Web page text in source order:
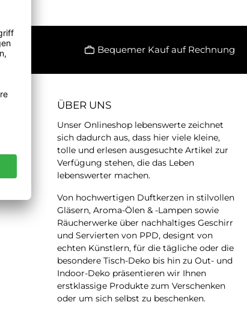
Bequemer Kauf auf Rechnung
ÜBER UNS
Unser Onlineshop lebenswerte zeichnet
sich dadurch aus, dass hier viele kleine,
tolle und erlesen ausgesuchte Artikel zur
Verfügung stehen, die das Leben
lebenswerter machen.
Von hochwertigen Duftkerzen in stilvollen
Gläsern, Aroma-Ölen & -Lampen sowie
Räucherwerke über nachhaltiges Geschirr
und Servierten von PPD, designt von
echten Künstlern, für die tägliche oder die
besondere Tisch-Deko bis hin zu Out- und
Indoor-Deko präsentieren wir Ihnen
erstklassige Produkte zum Verschenken
oder um sich selbst zu beschenken.